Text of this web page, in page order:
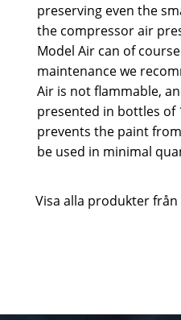
preserving even the
the compressor air
Model Air can of
maintenance we
Air is not flammable,
presented in bottles of
prevents the paint
be used in minimal
Visa alla produkter från